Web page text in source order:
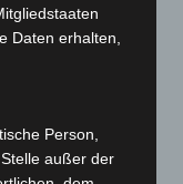
Daten erhalten,
Person,
außer der